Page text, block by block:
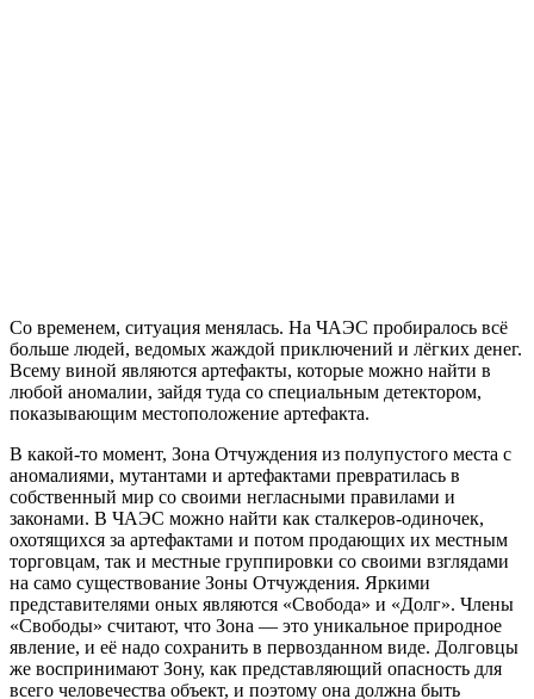
Со временем, ситуация менялась. На ЧАЭС пробиралось всё
больше людей, ведомых жаждой приключений и лёгких денег.
Всему виной являются артефакты, которые можно найти в
любой аномалии, зайдя туда со специальным детектором,
показывающим местоположение артефакта.
В какой-то момент, Зона Отчуждения из полупустого места с
аномалиями, мутантами и артефактами превратилась в
собственный мир со своими негласными правилами и
законами. В ЧАЭС можно найти как сталкеров-одиночек,
охотящихся за артефактами и потом продающих их местным
торговцам, так и местные группировки со своими взглядами
на само существование Зоны Отчуждения. Яркими
представителями оных являются «Свобода» и «Долг». Члены
«Свободы» считают, что Зона — это уникальное природное
явление, и её надо сохранить в первозданном виде. Долговцы
же воспринимают Зону, как представляющий опасность для
всего человечества объект, и поэтому она должна быть